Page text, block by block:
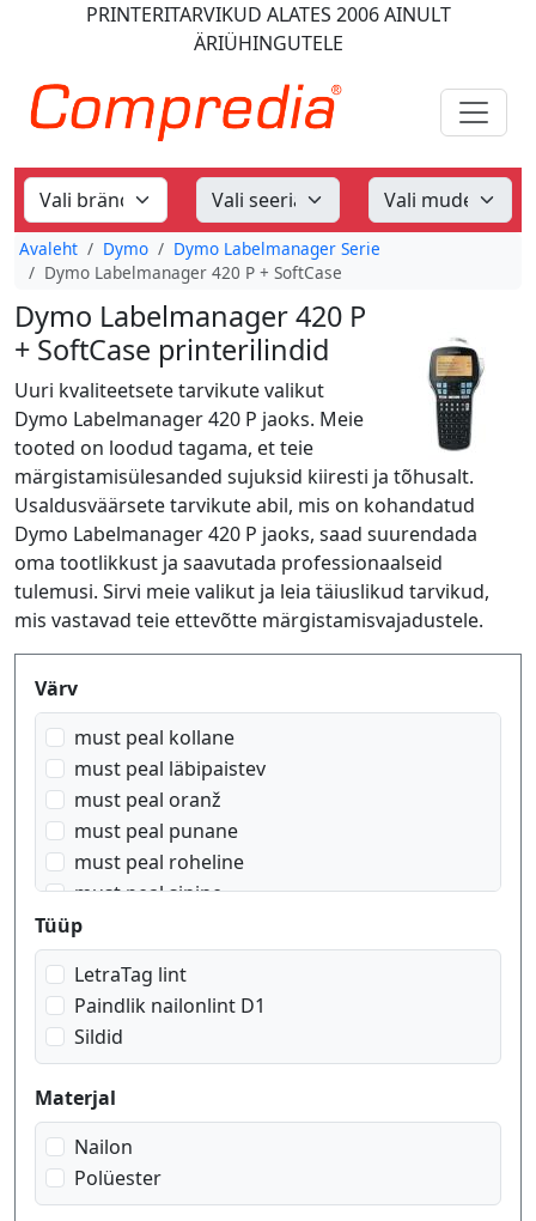
PRINTERITARVIKUD ALATES 2006AINULT
ÄRIÜHINGUTELE
Avaleht Dymo
Dymo Labelmanager Serie
Dymo Labelmanager 420 P + SoftCase
Dymo Labelmanager 420 P
+ SoftCase printerilindid
Uuri kvaliteetsete tarvikute valikut
Dymo Labelmanager 420 P jaoks. Meie
tooted on loodud tagama, et teie
märgistamisülesanded sujuksid kiiresti ja tõhusalt.
Usaldusväärsete tarvikute abil, mis on kohandatud
Dymo Labelmanager 420 P jaoks, saad suurendada
oma tootlikkust ja saavutada professionaalseid
tulemusi. Sirvi meie valikut ja leia täiuslikud tarvikud,
mis vastavad teie ettevõtte märgistamisvajadustele.
Produktfilter
Värv
must peal kollane
must peal läbipaistev
must peal oranž
must peal punane
must peal roheline
must peal sinine
must peal valge
punane peal valge
sinine peal valge
valge peal läbipaistev
valge peal must
Tüüp
LetraTag lint
Paindlik nailonlint D1
Sildid
Materjal
Nailon
Polüester